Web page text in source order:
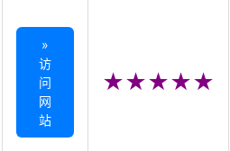
»
访
问
网
站
★★★★★